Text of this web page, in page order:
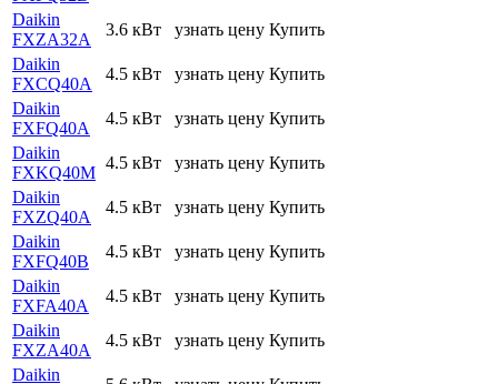
Daikin
FXZA32A
3.6 кВт узнать цену Купить
Daikin
FXCQ40A
4.5 кВт узнать цену Купить
Daikin
FXFQ40A
4.5 кВт узнать цену Купить
Daikin
FXKQ40M
4.5 кВт узнать цену Купить
Daikin
FXZQ40A
4.5 кВт узнать цену Купить
Daikin
FXFQ40B
4.5 кВт узнать цену Купить
Daikin
FXFA40A
4.5 кВт узнать цену Купить
Daikin
FXZA40A
4.5 кВт узнать цену Купить
Daikin